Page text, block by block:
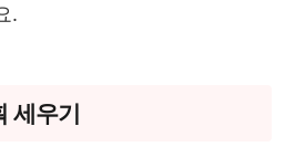
.
세우기